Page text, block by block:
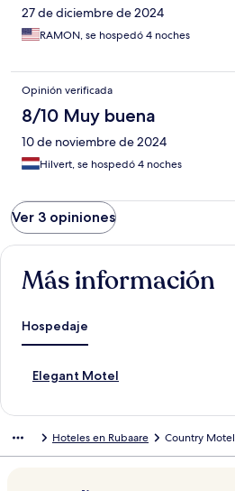
27 de diciembre de 2024
RAMON, se hospedó 4 noches
Opinión verificada
8/10 Muy buena
10 de noviembre de 2024
Hilvert, se hospedó 4 noches
Ver 3 opiniones
Más información
Hospedaje
Elegant Motel
E
e
Hoteles en Rubaare Country Motel